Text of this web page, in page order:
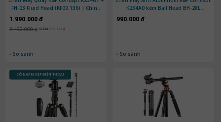
FH-03 Fluid Head (KF09.136) | Chính
1.990.000 ₫
2.490.000 ₫ GIẢM 500.000 ₫
+ So sánh
K234A0 kèm Ball Head BH-28L
(KF09.101V1) | Chính hãng
990.000 ₫
+ So sánh
CÓ NGÀM KẸP ĐIỆN THOẠI